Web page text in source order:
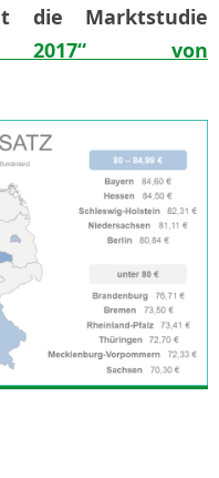
die Marktstudie
2017“ von